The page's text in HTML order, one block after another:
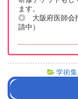
ます。
◎ 大阪府医師会
請中）
学術